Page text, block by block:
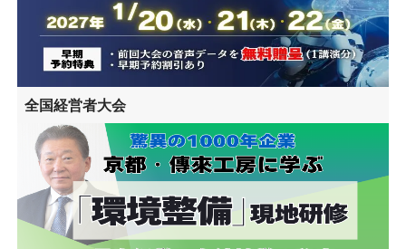
ブログ・コラム
はじめての方へ
ご相談・お見積
全国経営者大会